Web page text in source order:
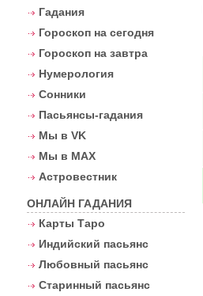
Гадания
Гороскоп на сегодня
Гороскоп на завтра
Нумерология
Сонники
Пасьянсы-гадания
Мы в VK
Мы в MAX
Астровестник
ОНЛАЙН ГАДАНИЯ
Карты Таро
Индийский пасьянс
Любовный пасьянс
Старинный пасьянс